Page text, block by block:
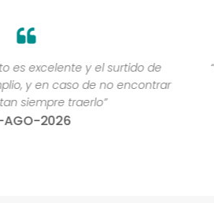
es excelente y el surtido de
y en caso de no encontrar
siempre traerlo”
2026